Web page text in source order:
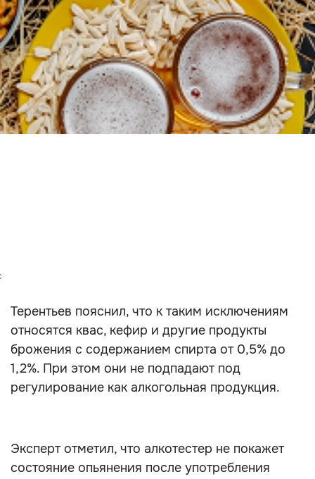
Терентьев пояснил, что к таким исключениям
относятся квас, кефир и другие продукты
брожения с содержанием спирта от 0,5% до
1,2%. При этом они не подпадают под
регулирование как алкогольная продукция.
Эксперт отметил, что алкотестер не покажет
состояние опьянения после употребления